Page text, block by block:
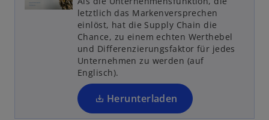
letztlich das Markenversprechen
einlöst, hat die Supply Chain die
Chance, zu einem echten Werthebel
und Differenzierungsfaktor für jedes
Unternehmen zu werden (auf
Englisch).
Herunterladen
e
u
e
n
e
g
is